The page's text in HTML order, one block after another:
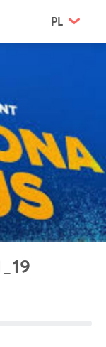
PL